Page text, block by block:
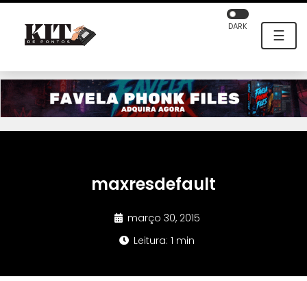
☰
DARK
maxresdefault
março 30, 2015
Leitura: 1 min